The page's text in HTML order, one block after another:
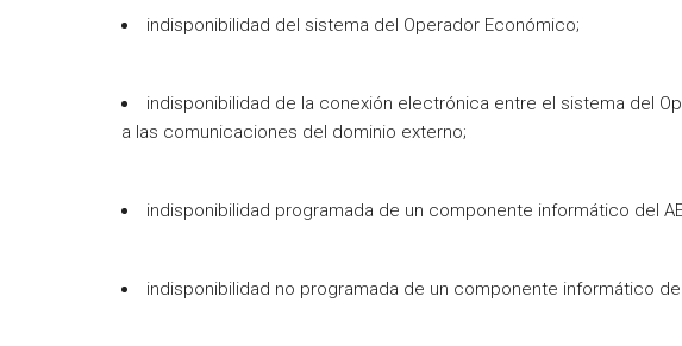
indisponibilidad del sistema del Operador Económico;
indisponibilidad de la conexión electrónica entre el sistema del
a las comunicaciones del dominio externo;
indisponibilidad programada de un componente informático del
indisponibilidad no programada de un componente informático